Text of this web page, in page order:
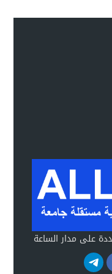
على مدار الساعة